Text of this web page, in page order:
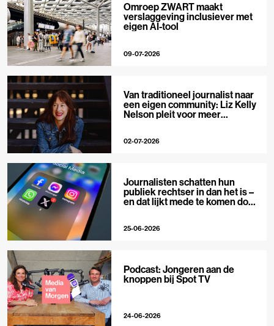
Omroep ZWART maakt
verslaggeving inclusiever met
eigen AI-tool
09-07-2026
Van traditioneel journalist naar
een eigen community: Liz Kelly
Nelson pleit voor meer
02-07-2026
Journalisten schatten hun
publiek rechtser in dan het is –
en dat lijkt mede te komen door
25-06-2026
Podcast: Jongeren aan de
knoppen bij Spot TV
24-06-2026